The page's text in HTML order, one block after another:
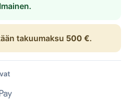
takuumaksu 500 €.